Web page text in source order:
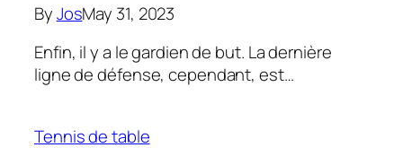
ByJosMay 31, 2023
Enfin, il y a le gardien de but. La dernière
ligne de défense, cependant, est…
Tennis de table